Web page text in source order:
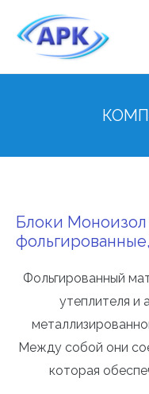
Блоки
Фольгированный
утеплителя и
Между собой они
которая